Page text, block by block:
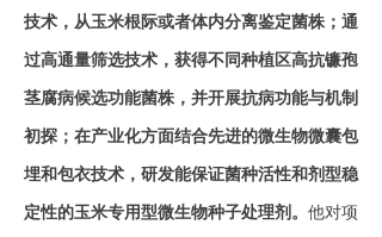
技术，从玉米根际或者体内分离鉴定菌株；通
过高通量筛选技术，获得不同种植区高抗镰孢
茎腐病候选功能菌株，并开展抗病功能与机制
初探；在产业化方面结合先进的微生物微囊包
埋和包衣技术，研发能保证菌种活性和剂型稳
定性的玉米专用型微生物种子处理剂。 他对项